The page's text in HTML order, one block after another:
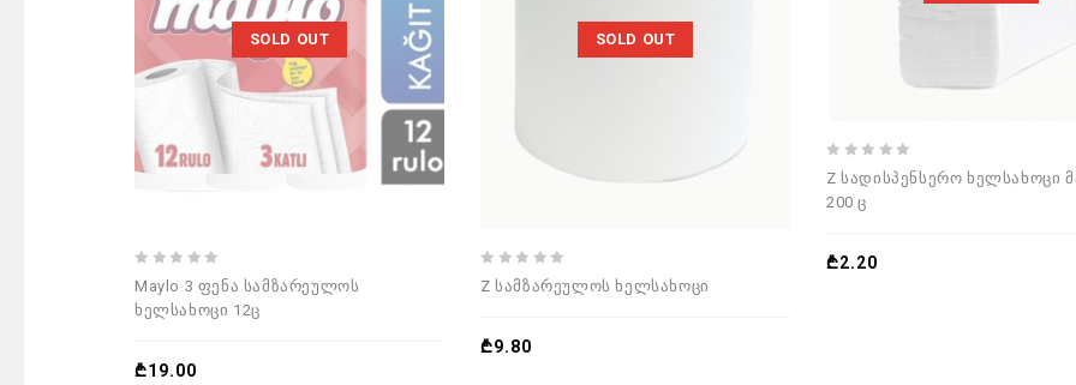
SOLD OUT
out
of
Maylo 3 ფენა სამზარეულოს
ხელსახოცი 12ც
₾19.00
SOLD OUT
5
Z სამზარეულოს ხელსახოცი
₾9.80
of
Z სადისპენსერო ხელსახოცი
200 ც
₾2.20